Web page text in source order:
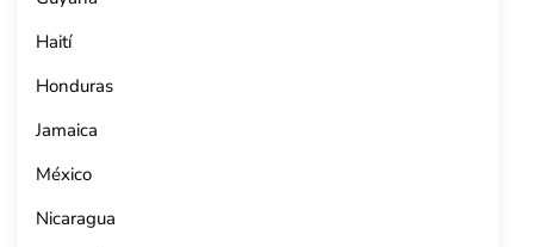
Haití
Honduras
Jamaica
México
Nicaragua